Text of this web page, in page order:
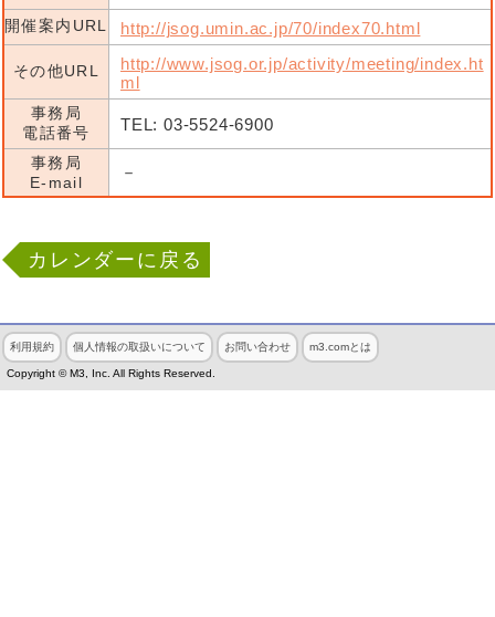
開催案内URL
http://jsog.umin.ac.jp/70/index70.html
その他URL
http://www.jsog.or.jp/activity/meeting/index.ht
ml
事務局
電話番号
TEL: 03-5524-6900
事務局
E-mail
－
カレンダーに戻る
利用規約 個人情報の取扱いについて お問い合わせ m3.comとは
Copyright © M3, Inc. All Rights Reserved.